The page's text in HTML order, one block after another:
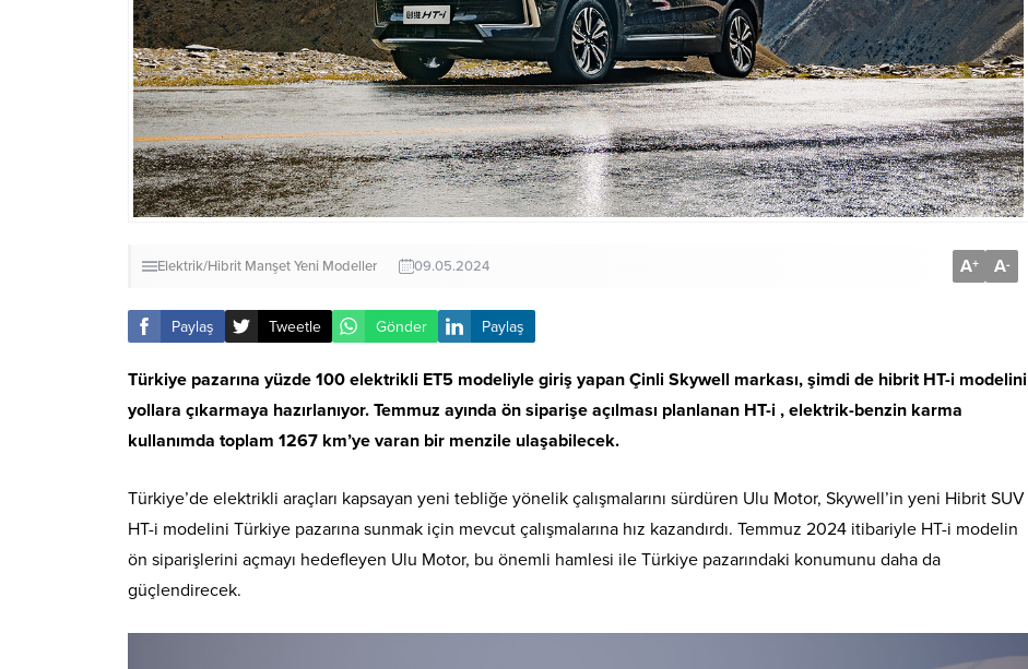
Elektrik/Hibrit ManşetYeni Modeller 09.05.2024 A+ A-
Paylaş Tweetle Gönder Paylaş
Türkiye pazarına yüzde 100 elektrikli ET5 modeliyle giriş yapan Çinli Skywell markası, şimdi de hibrit HT-i modelini
yollara çıkarmaya hazırlanıyor. Temmuz ayında ön siparişe açılması planlanan HT-i , elektrik-benzin karma
kullanımda toplam 1267 km’ye varan bir menzile ulaşabilecek.
Türkiye’de elektrikli araçları kapsayan yeni tebliğe yönelik çalışmalarını sürdüren Ulu Motor, Skywell’in yeni Hibrit SUV
HT-i modelini Türkiye pazarına sunmak için mevcut çalışmalarına hız kazandırdı. Temmuz 2024 itibariyle HT-i modelin
ön siparişlerini açmayı hedefleyen Ulu Motor, bu önemli hamlesi ile Türkiye pazarındaki konumunu daha da
güçlendirecek.